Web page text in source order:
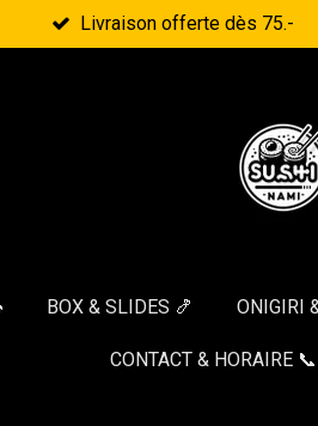
Livraison offerte dès 75.-
BOX & SLIDES 🍤 ONIGIRI
CONTACT & HORAIRE 📞